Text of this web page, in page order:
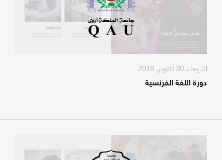
الأربعاء, 30 أكتوبر, 2019
دورة اللغة الفرنسية